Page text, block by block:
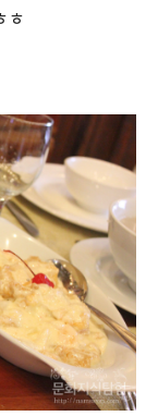
ㅎ